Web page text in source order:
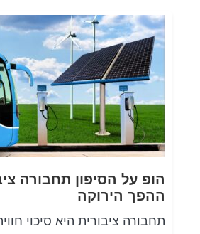
הופ על הסיפון תחבורה
ההפך הירוקה
תחבורה ציבורית היא סיכוי